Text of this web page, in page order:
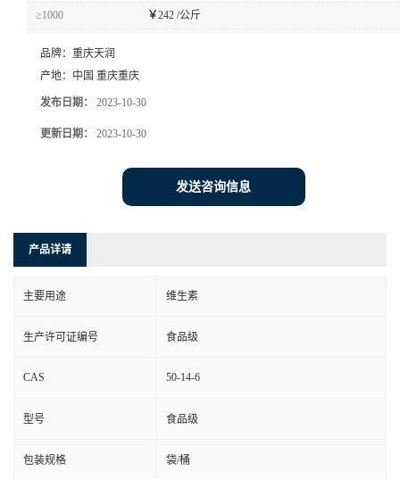
≥1000 ￥242 /公斤
品牌： 重庆天润
产地： 中国 重庆重庆
发布日期： 2023-10-30
更新日期： 2023-10-30
发送咨询信息
产品详请
主要用途 维生素
生产许可证编号 食品级
CAS 50-14-6
型号 食品级
包装规格 袋/桶